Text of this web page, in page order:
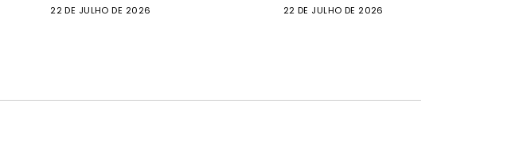
22 DE JULHO DE 2026 22 DE JULHO DE 2026